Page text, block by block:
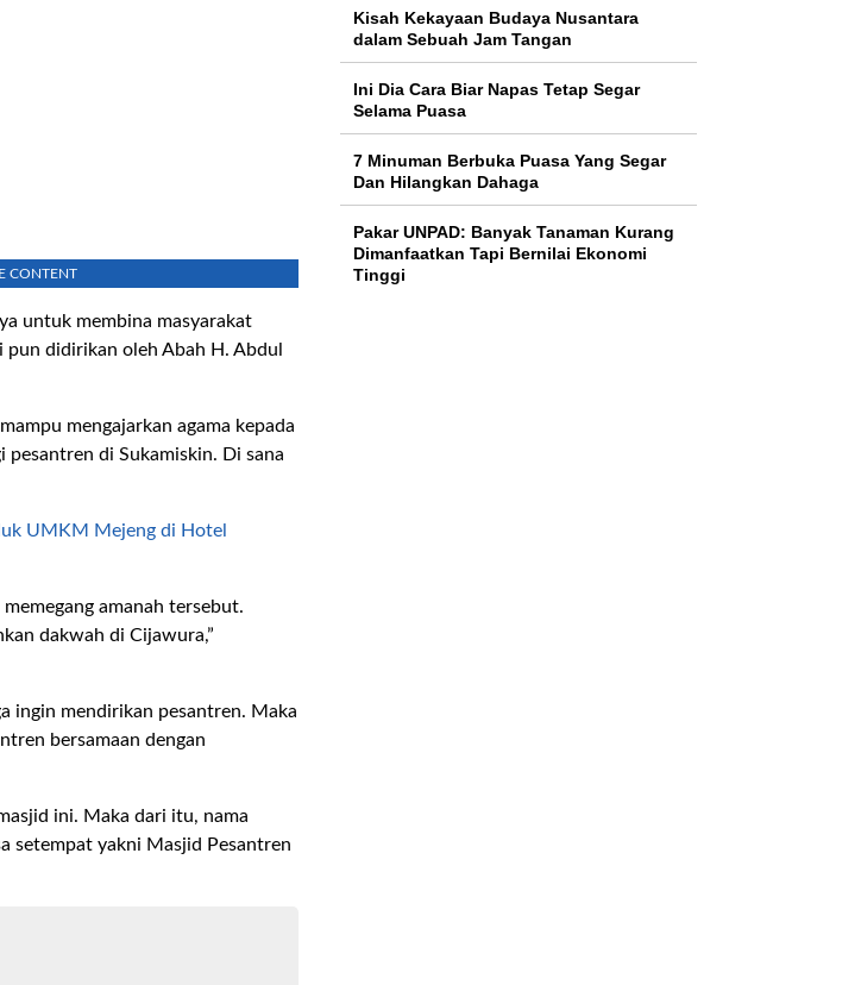
CONTENT
untuk membina masyarakat
didirikan oleh Abah H. Abdul
mengajarkan agama kepada
di Sukamiskin. Di sana
UMKM Mejeng di Hotel
amanah tersebut.
dakwah di Cijawura,”
ingin mendirikan pesantren. Maka
bersamaan dengan
ini. Maka dari itu, nama
setempat yakni Masjid Pesantren
Kisah Kekayaan Budaya Nusantara
dalam Sebuah Jam Tangan
Ini Dia Cara Biar Napas Tetap Segar
Selama Puasa
7 Minuman Berbuka Puasa Yang Segar
Dan Hilangkan Dahaga
Pakar UNPAD: Banyak Tanaman Kurang
Dimanfaatkan Tapi Bernilai Ekonomi
Tinggi